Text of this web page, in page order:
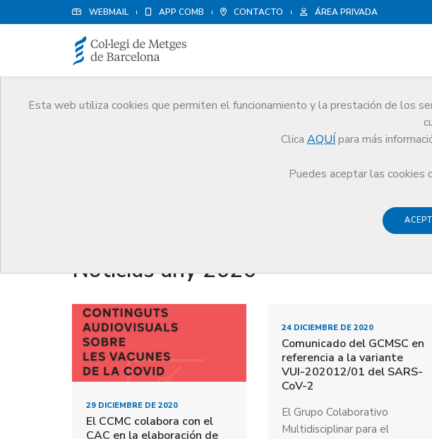
WEBMAIL APP COMB CONTACTO ÁREA PRIVADA
Esta web utiliza cookies que permiten el funcionamiento y la prestación de los
Clica AQUÍ para más
Puedes aceptar las cookies
Noticias any 2020
29 DICIEMBRE DE 2020
El CCMC colabora con el
CAC en la elaboración de
24 DICIEMBRE DE 2020
Comunicado del GCMSC en
referencia a la variante
VUI-202012/01 del SARS-
CoV-2
El Grupo Colaborativo
Multidisciplinar para el